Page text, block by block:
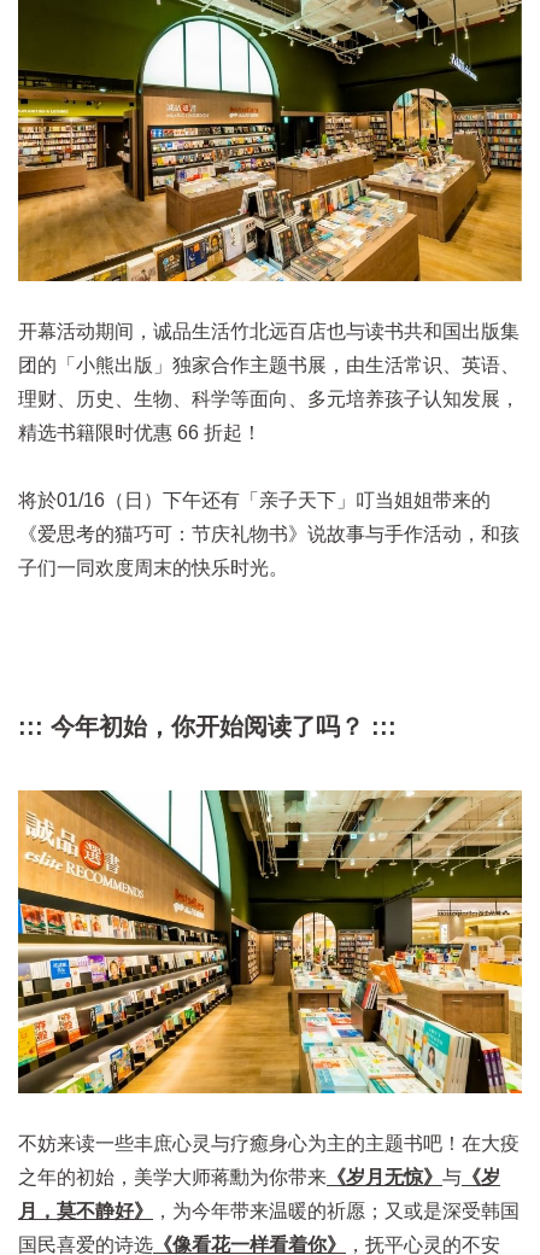
开幕活动期间，诚品生活竹北远百店也与读书共和国出版集
团的「小熊出版」独家合作主题书展，由生活常识、英语、
理财、历史、生物、科学等面向、多元培养孩子认知发展，
精选书籍限时优惠 66 折起！
将於01/16（日）下午还有「亲子天下」叮当姐姐带来的
《爱思考的猫巧可：节庆礼物书》说故事与手作活动，和孩
子们一同欢度周末的快乐时光。
::: 今年初始，你开始阅读了吗？ :::
不妨来读一些丰庶心灵与疗癒身心为主的主题书吧！在大疫
之年的初始，美学大师蒋勳为你带来 《岁月无惊》 与 《岁
月，莫不静好》
，为今年带来温暖的祈愿；又或是深受韩国
国民喜爱的诗选 《像看花一样看着你》
，抚平心灵的不安